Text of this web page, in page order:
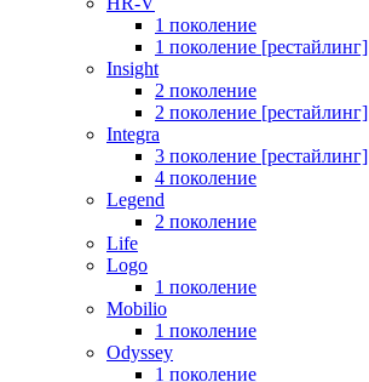
1 поколение
1 поколение [рестайлинг]
Insight
2 поколение
2 поколение [рестайлинг]
Integra
3 поколение [рестайлинг]
4 поколение
Legend
2 поколение
Life
Logo
1 поколение
Mobilio
1 поколение
Odyssey
1 поколение